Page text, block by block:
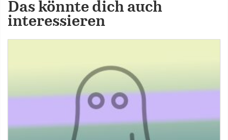
Das könnte dich auch
interessieren